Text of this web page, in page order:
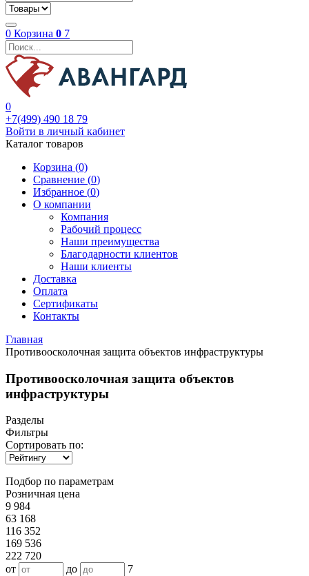
0 Корзина 0 7
0
+7(499) 490 18 79
Войти в личный кабинет
Каталог товаров
Корзина (0)
Сравнение (0)
Избранное (0)
О компании
Компания
Рабочий процесс
Наши преимущества
Благодарности клиентов
Наши клиенты
Доставка
Оплата
Сертификаты
Контакты
Главная
Противоосколочная защита объектов инфраструктуры
Противоосколочная защита объектов
инфраструктуры
Разделы
Фильтры
Сортировать по:
Подбор по параметрам
Розничная цена
9 984
63 168
116 352
169 536
222 720
от
до
7